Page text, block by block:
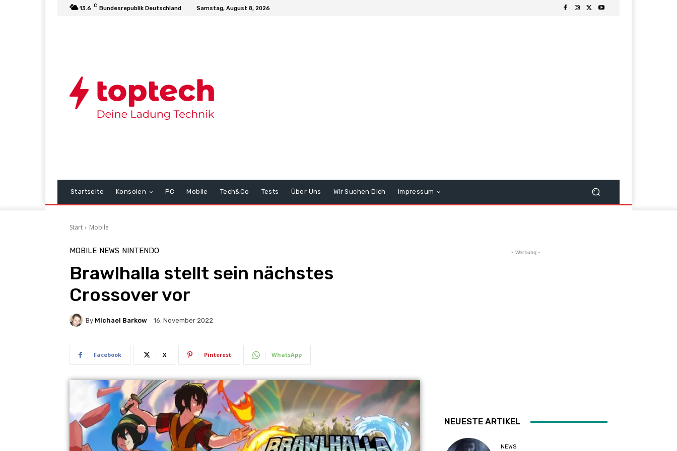
13.6 C Bundesrepublik Deutschland Samstag, August 8, 2026
Startseite Konsolen PC Mobile Tech&Co Tests Über Uns Wir Suchen Dich Impressum
Start Mobile
MOBILE NEWS NINTENDO
Brawlhalla stellt sein nächstes
Crossover vor
By Michael Barkow 16. November 2022
Facebook X Pinterest WhatsApp
- Werbung -
NEUESTE ARTIKEL
NEWS